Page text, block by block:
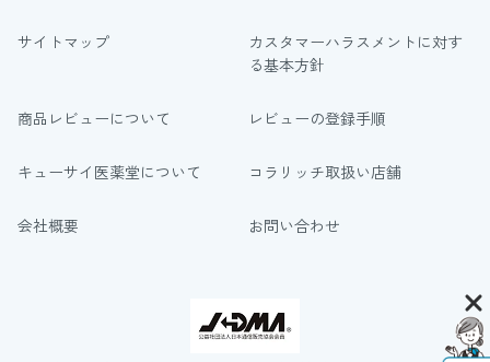
サイトマップ
カスタマーハラスメントに対す
る基本方針
商品レビューについて レビューの登録手順
キューサイ医薬堂について コラリッチ取扱い店舗
会社概要 お問い合わせ